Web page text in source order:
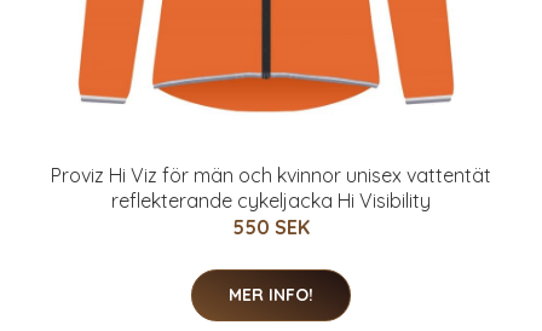
Proviz Hi Viz för män och kvinnor unisex vattentät
reflekterande cykeljacka Hi Visibility
550 SEK
MER INFO!